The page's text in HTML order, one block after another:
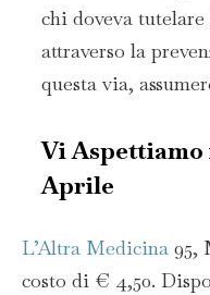
chi doveva
attraverso la
questa via,
Vi Aspettiamo
Aprile
L’Altra Medicina 95,
costo di € 4,50.